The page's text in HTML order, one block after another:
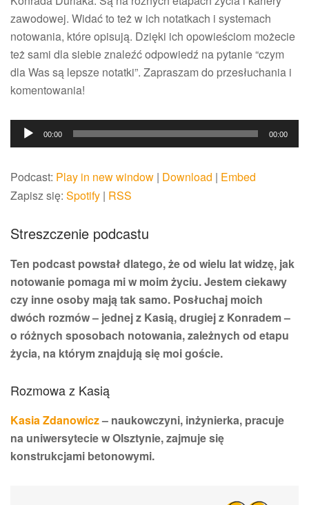
zawodowej. Widać to też w ich notatkach i systemach
notowania, które opisują. Dzięki ich opowieściom możecie
też sami dla siebie znaleźć odpowiedź na pytanie “czym
dla Was są lepsze notatki”. Zapraszam do przesłuchania i
komentowania!
Odtwarzacz
plików
00:00 00:00
Podcast: Play in new window | Download | Embed
Zapisz się: Spotify | RSS
Streszczenie podcastu
Ten podcast powstał dlatego, że od wielu lat widzę, jak
notowanie pomaga mi w moim życiu. Jestem ciekawy
czy inne osoby mają tak samo. Posłuchaj moich
dwóch rozmów – jednej z Kasią, drugiej z Konradem –
o różnych sposobach notowania, zależnych od etapu
życia, na którym znajdują się moi goście.
Rozmowa z Kasią
Kasia Zdanowicz– naukowczyni, inżynierka, pracuje
na uniwersytecie w Olsztynie, zajmuje się
konstrukcjami betonowymi.